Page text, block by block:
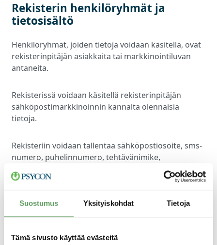
Suostumus Yksityiskohdat Tietoja
Tämä sivusto käyttää evästeitä
Rekisterin henkilöryhmät ja
tietosisältö
Henkilöryhmät, joiden tietoja voidaan käsitellä, ovat
rekisterinpitäjän asiakkaita tai markkinointiluvan
antaneita.
Rekisterissä voidaan käsitellä rekisterinpitäjän
sähköpostimarkkinoinnin kannalta olennaisia
tietoja.
Rekisteriin voidaan tallentaa sähköpostiosoite, sms-
numero, puhelinnumero, tehtävänimike,
yritys/yhteisö, sukunimi ja etunimi. Näiden lisäksi
järjestelmä tallentaa tiedon henkilölle lähetettyjen
viestien avaussuhteesta, klikkaussuhteesta ja
lähetyssuhteesta.
Säännönmukaiset tietolähteet